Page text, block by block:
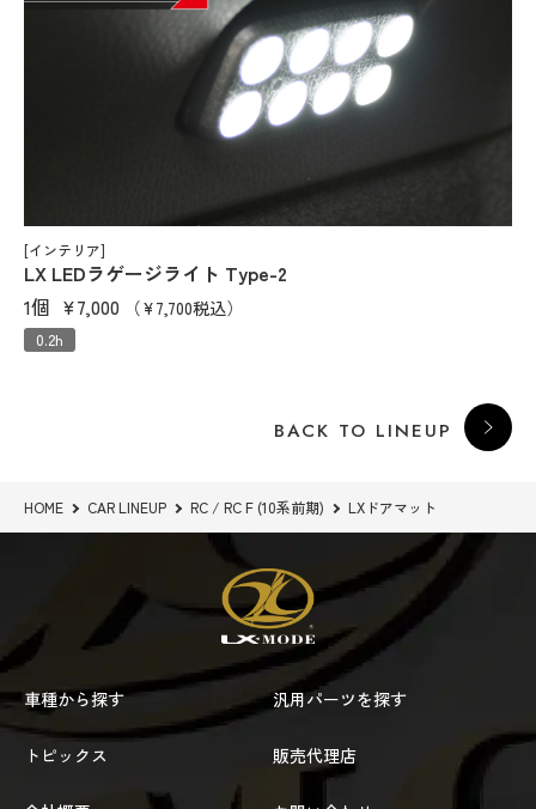
[インテリア]
LX LEDラゲージライト Type-2
1個 ¥7,000 （¥7,700税込）
0.2h
BACK TO LINEUP
HOME CAR LINEUP RC / RC F (10系前期) LXドアマット
車種から探す 汎用パーツを探す
トピックス 販売代理店